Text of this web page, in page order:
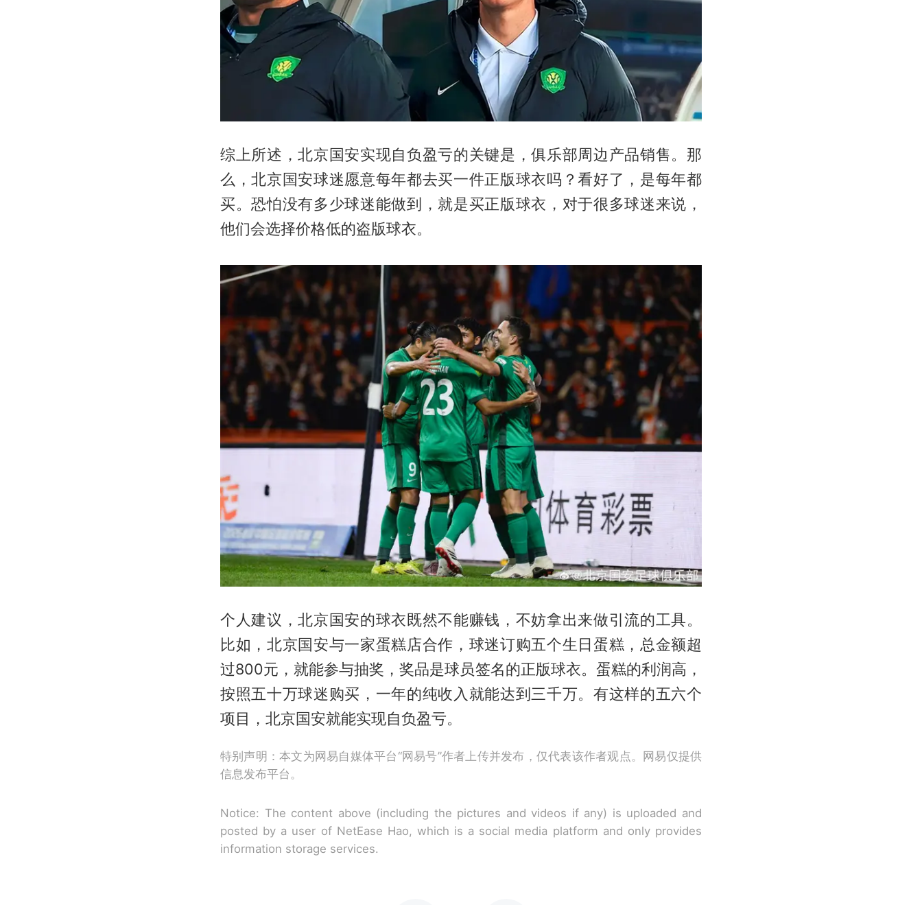
综上所述，北京国安实现自负盈亏的关键是，俱乐部周边产品销售。那
么，北京国安球迷愿意每年都去买一件正版球衣吗？看好了，是每年都
买。恐怕没有多少球迷能做到，就是买正版球衣，对于很多球迷来说，
他们会选择价格低的盗版球衣。
个人建议，北京国安的球衣既然不能赚钱，不妨拿出来做引流的工具。
比如，北京国安与一家蛋糕店合作，球迷订购五个生日蛋糕，总金额超
过800元，就能参与抽奖，奖品是球员签名的正版球衣。蛋糕的利润高，
按照五十万球迷购买，一年的纯收入就能达到三千万。有这样的五六个
项目，北京国安就能实现自负盈亏。
特别声明：本文为网易自媒体平台“网易号”作者上传并发布，仅代表该作者观点。网易仅提供
信息发布平台。
Notice: The content above (including the pictures and videos if any) is uploaded and
posted by a user of NetEase Hao, which is a social media platform and only provides
information storage services.